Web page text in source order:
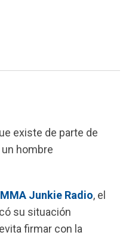
existe de parte de
hombre
MMA Junkie Radio, el
su situación
firmar con la